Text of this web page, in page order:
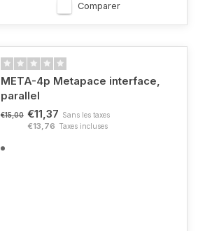
Comparer
META-4p Metapace interface,
parallel
€15,00 €11,37 Sans les taxes
€13,76 Taxes incluses